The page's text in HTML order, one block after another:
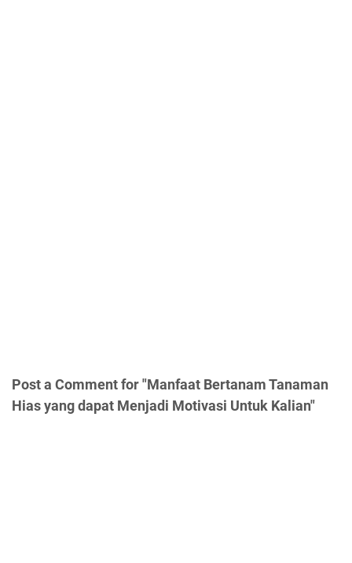
Post a Comment for "Manfaat Bertanam Tanaman
Hias yang dapat Menjadi Motivasi Untuk Kalian"